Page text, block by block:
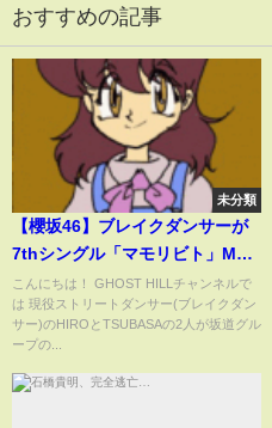
おすすめの記事
未分類
【櫻坂46】ブレイクダンサーが
7thシングル「マモリビト」MV
初見リアクション！/ 小島凪紗初
センターの激アツ3期楽曲がやば
すぎた！！
こんにちは！ GHOST HILLチャンネルで
は 現役ストリートダンサー(ブレイクダン
サー)のHIROとTSUBASAの2人が坂道グル
ープの...